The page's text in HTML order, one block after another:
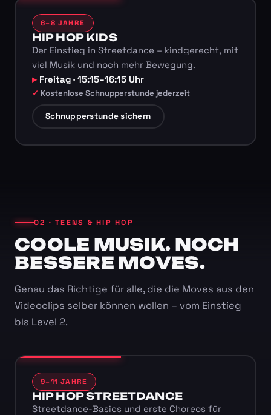
6–8 JAHRE
HIP HOP KIDS
Der Einstieg in Streetdance – kindgerecht, mit
viel Musik und noch mehr Bewegung.
Freitag · 15:15–16:15 Uhr
Kostenlose Schnupperstunde jederzeit
Schnupperstunde sichern
02 · TEENS & HIP HOP
COOLE MUSIK. NOCH
BESSERE MOVES.
Genau das Richtige für alle, die die Moves aus den
Videoclips selber können wollen – vom Einstieg
bis Level 2.
9–11 JAHRE
HIP HOP STREETDANCE
Streetdance-Basics und erste Choreos für